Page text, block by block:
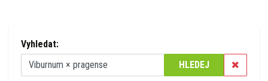
Vyhledat:
HLEDEJ